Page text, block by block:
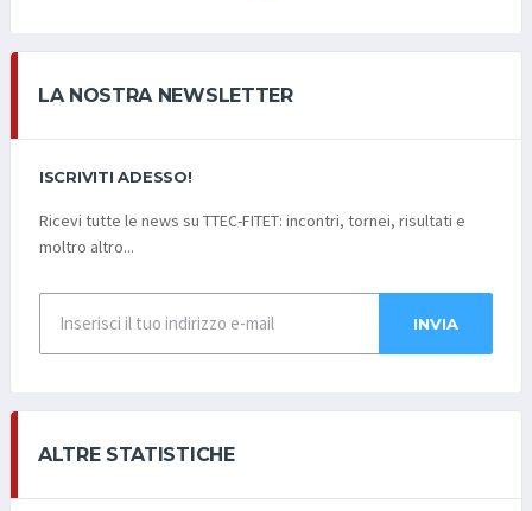
LA NOSTRA NEWSLETTER
ISCRIVITI ADESSO!
Ricevi tutte le news su TTEC-FITET: incontri, tornei, risultati e
moltro altro...
INVIA
ALTRE STATISTICHE